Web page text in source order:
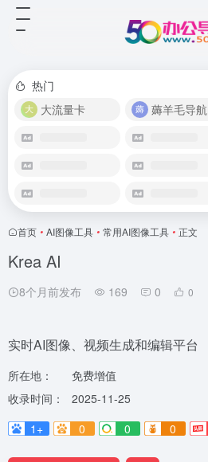
热门
大流量卡
薅羊毛导航
首页 • AI图像工具 • 常用AI图像工具 • 正文
Krea AI
8个月前发布 169 0 0
实时AI图像、视频生成和编辑平台
所在地：
免费增值
收录时间：
2025-11-25
1+
0 0 0